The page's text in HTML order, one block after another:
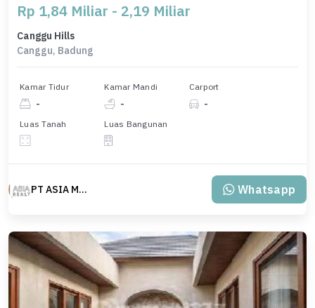
Rp 1,84 Miliar - 2,19 Miliar
Canggu Hills
Canggu, Badung
Kamar Tidur
-
Kamar Mandi
-
Carport
-
Luas Tanah Luas Bangunan
PT ASIA MAS REALTY Whatsapp